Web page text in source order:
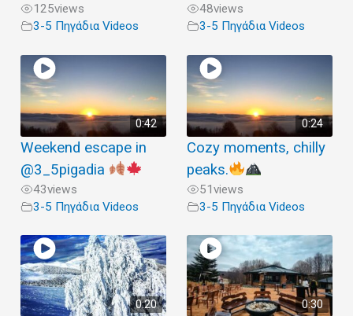
125views
3-5 Πηγάδια Videos
48views
3-5 Πηγάδια Videos
0:42
Weekend escape in
@3_5pigadia
43views
3-5 Πηγάδια Videos
0:24
Cozy moments, chilly
peaks.
51views
3-5 Πηγάδια Videos
0:20 0:30